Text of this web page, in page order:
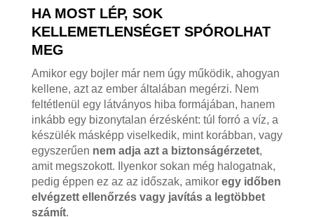
HA MOST LÉP, SOK
KELLEMETLENSÉGET SPÓROLHAT
MEG
Amikor egy bojler már nem úgy működik, ahogyan
kellene, azt az ember általában megérzi. Nem
feltétlenül egy látványos hiba formájában, hanem
inkább egy bizonytalan érzésként: túl forró a víz, a
készülék másképp viselkedik, mint korábban, vagy
egyszerűen nem adja azt a biztonságérzetet,
amit megszokott. Ilyenkor sokan még halogatnak,
pedig éppen ez az az időszak, amikor egy időben
elvégzett ellenőrzés vagy javítás a legtöbbet
számít.